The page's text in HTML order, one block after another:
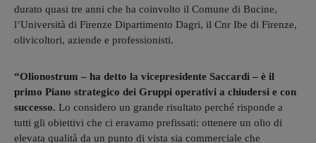
durato quasi tre anni che ha coinvolto il Comune di Bucine,
l’Università di Firenze Dipartimento Dagri, il Cnr Ibe di Firenze,
olivicoltori, aziende e professionisti.
“Olionostrum – ha detto la vicepresidente Saccardi – è il
primo Piano strategico dei Gruppi operativi a chiudersi e con
successo. Lo considero un grande risultato perché risponde a
tutti gli obiettivi che ci eravamo prefissati: ottenere un olio di
elevata qualità da un punto di vista sia commerciale che